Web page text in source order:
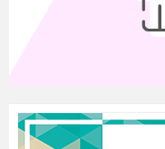
(Вихід
До школи, до школи,